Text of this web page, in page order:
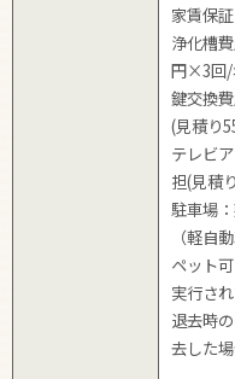
家賃保
浄化槽
円×3回/
鍵交換
(見積り
テレビ
担(見積
駐車場
（軽自
ペット
実行さ
退去時
去した場